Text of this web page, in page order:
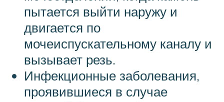
пытается выйти наружу и
двигается по
мочеиспускательному каналу и
вызывает резь.
Инфекционные заболевания,
проявившиеся в случае